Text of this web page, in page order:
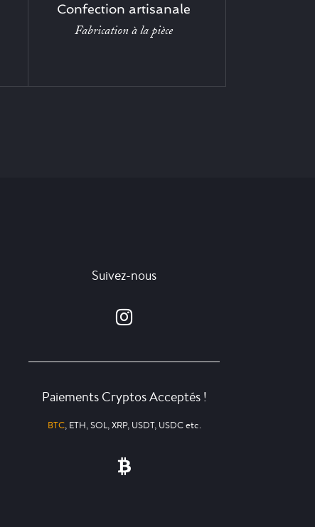
Confection artisanale
Fabrication à la pièce
Suivez-nous
Paiements Cryptos Acceptés !
BTC, ETH, SOL, XRP, USDT, USDC etc.